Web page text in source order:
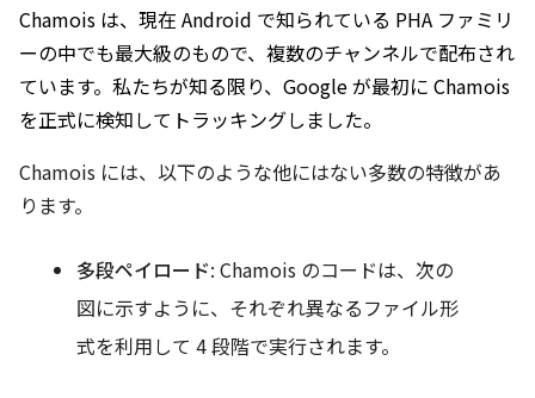
Chamois は、現在 Android で知られている PHA ファミリ
ーの中でも最大級のもので、複数のチャンネルで配布され
ています。私たちが知る限り、Google が最初に Chamois
を正式に検知してトラッキングしました。
Chamois には、以下のような他にはない多数の特徴があ
ります。
多段ペイロード: Chamois のコードは、次の
図に示すように、それぞれ異なるファイル形
式を利用して 4 段階で実行されます。